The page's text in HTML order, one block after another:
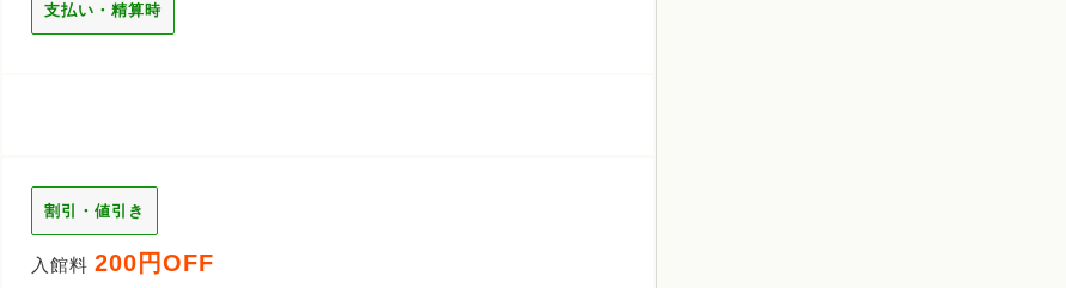
支払い・精算時
割引・値引き
入館料 200円OFF